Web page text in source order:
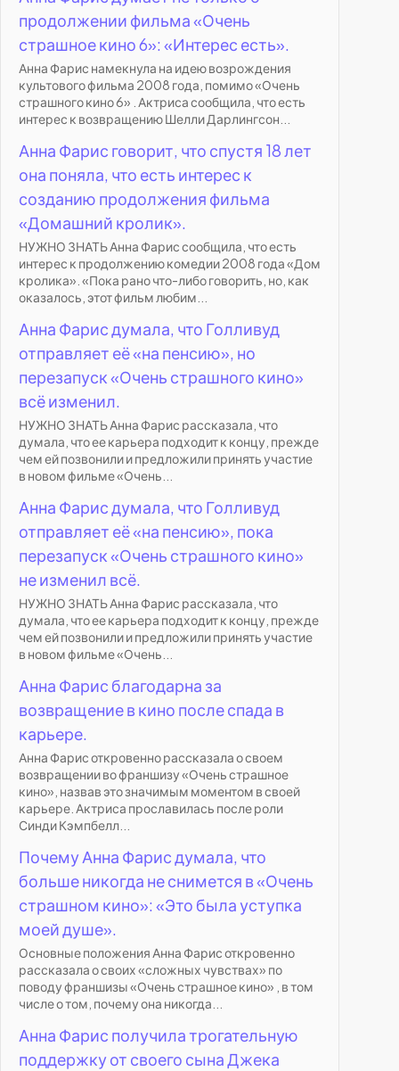
продолжении фильма «Очень
страшное кино 6»: «Интерес есть».
Анна Фарис намекнула на идею возрождения
культового фильма 2008 года, помимо «Очень
страшного кино 6» . Актриса сообщила, что есть
интерес к возвращению Шелли Дарлингсон...
Анна Фарис говорит, что спустя 18 лет
она поняла, что есть интерес к
созданию продолжения фильма
«Домашний кролик».
НУЖНО ЗНАТЬ Анна Фарис сообщила, что есть
интерес к продолжению комедии 2008 года «Дом
кролика». «Пока рано что-либо говорить, но, как
оказалось, этот фильм любим...
Анна Фарис думала, что Голливуд
отправляет её «на пенсию», но
перезапуск «Очень страшного кино»
всё изменил.
НУЖНО ЗНАТЬ Анна Фарис рассказала, что
думала, что ее карьера подходит к концу, прежде
чем ей позвонили и предложили принять участие
в новом фильме «Очень...
Анна Фарис думала, что Голливуд
отправляет её «на пенсию», пока
перезапуск «Очень страшного кино»
не изменил всё.
НУЖНО ЗНАТЬ Анна Фарис рассказала, что
думала, что ее карьера подходит к концу, прежде
чем ей позвонили и предложили принять участие
в новом фильме «Очень...
Анна Фарис благодарна за
возвращение в кино после спада в
карьере.
Анна Фарис откровенно рассказала о своем
возвращении во франшизу «Очень страшное
кино», назвав это значимым моментом в своей
карьере. Актриса прославилась после роли
Синди Кэмпбелл...
Почему Анна Фарис думала, что
больше никогда не снимется в «Очень
страшном кино»: «Это была уступка
моей душе».
Основные положения Анна Фарис откровенно
рассказала о своих «сложных чувствах» по
поводу франшизы «Очень страшное кино» , в том
числе о том, почему она никогда...
Анна Фарис получила трогательную
поддержку от своего сына Джека